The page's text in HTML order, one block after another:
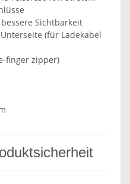
Sichtbarkeit
(für Ladekabel
finger zipper)